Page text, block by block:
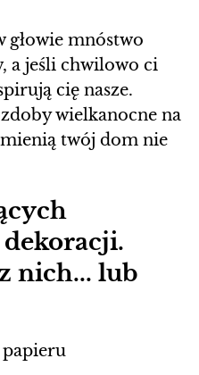
głowie mnóstwo
a jeśli chwilowo ci
cię nasze.
wielkanocne na
twój dom nie
nich... lub